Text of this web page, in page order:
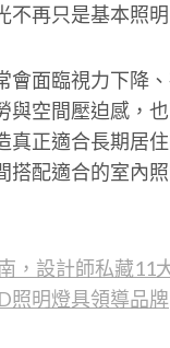
不再只是基本照
會面臨視力下降
與空間壓迫感，
真正適合長期居
搭配適合的室內
，設計師私藏11
照明燈具領導品牌